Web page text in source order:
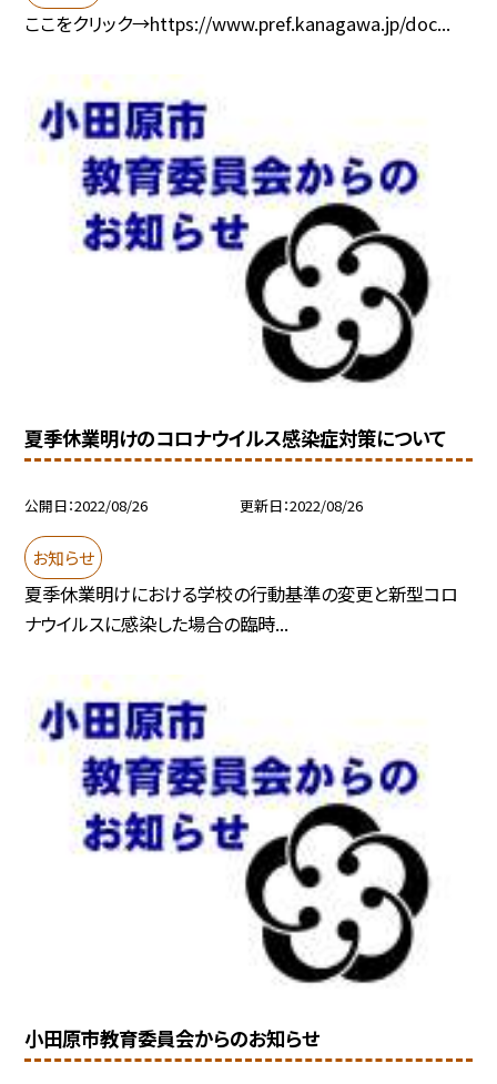
ここをクリック→https://www.pref.kanagawa.jp/doc...
夏季休業明けのコロナウイルス感染症対策について
公開日 2022/08/26 更新日 2022/08/26
お知らせ
夏季休業明けにおける学校の行動基準の変更と新型コロ
ナウイルスに感染した場合の臨時...
小田原市教育委員会からのお知らせ